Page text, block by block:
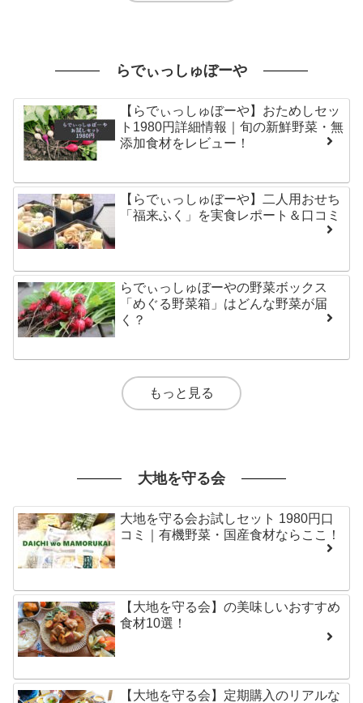
らでぃっしゅぼーや
【らでぃっしゅぼーや】おためしセッ
ト1980円詳細情報｜旬の新鮮野菜・無
添加食材をレビュー！
【らでぃっしゅぼーや】二人用おせち
「福来ふく」を実食レポート＆口コミ
らでぃっしゅぼーやの野菜ボックス
「めぐる野菜箱」はどんな野菜が届
く？
もっと見る
大地を守る会
大地を守る会お試しセット 1980円口
コミ｜有機野菜・国産食材ならここ！
【大地を守る会】の美味しいおすすめ
食材10選！
【大地を守る会】定期購入のリアルな